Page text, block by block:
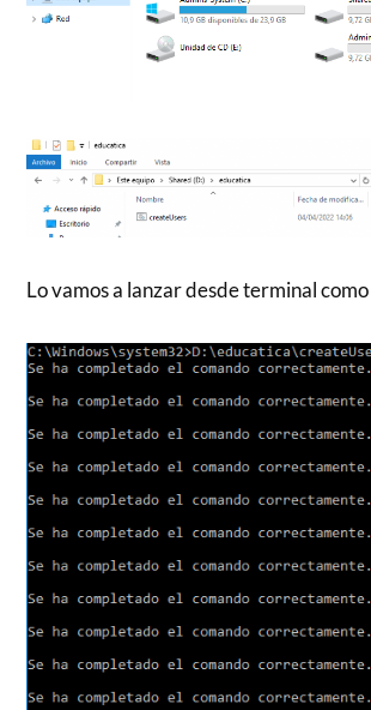
Lo vamos a lanzar desde terminal